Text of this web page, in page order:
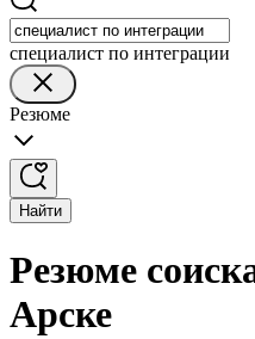
специалист по интеграции
Резюме
Найти
Резюме
Арске